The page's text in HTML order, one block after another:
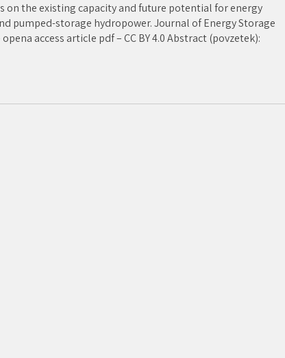
on the existing capacity and future potential for energy
pumped-storage hydropower. Journal of Energy Storage
access article pdf – CC BY 4.0 Abstract (povzetek):